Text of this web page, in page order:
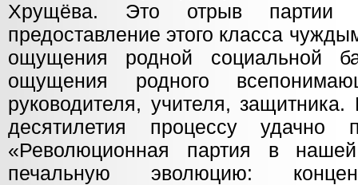
Хрущёва. Это отрыв партии
предоставление этого класса
ощущения родной социальной
ощущения родного
руководителя, учителя,
десятилетия процессу удачно
«Революционная партия в
печальную эволюцию: